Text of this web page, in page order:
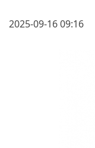
2025-09-16 09:16